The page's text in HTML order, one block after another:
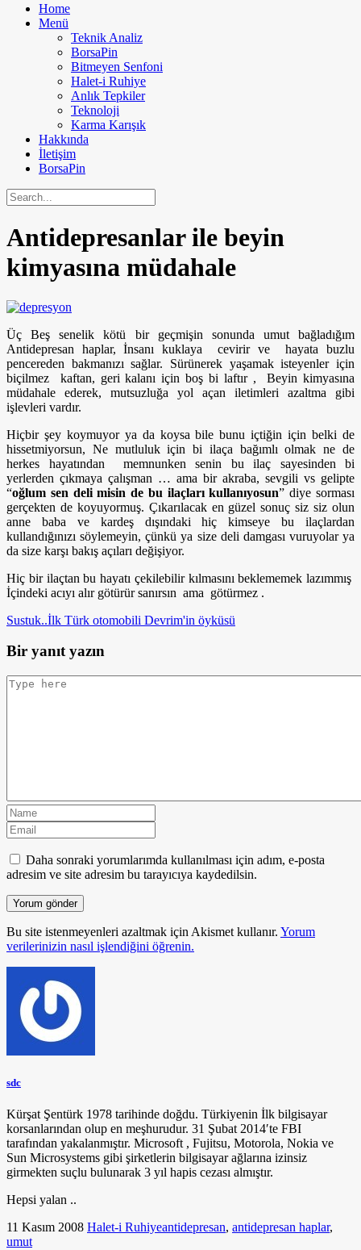
Home
Menü
Teknik Analiz
BorsaPin
Bitmeyen Senfoni
Halet-i Ruhiye
Anlık Tepkiler
Teknoloji
Karma Karışık
Hakkında
İletişim
BorsaPin
Antidepresanlar ile beyin
kimyasına müdahale
Üç Beş senelik kötü bir geçmişin sonunda umut bağladığım
Antidepresan haplar, İnsanı kuklaya cevirir ve hayata buzlu
pencereden bakmanızı sağlar. Sürünerek yaşamak isteyenler için
biçilmez kaftan, geri kalanı için boş bi laftır , Beyin kimyasına
müdahale ederek, mutsuzluğa yol açan iletimleri azaltma gibi
işlevleri vardır.
Hiçbir şey koymuyor ya da koysa bile bunu içtiğin için belki de
hissetmiyorsun, Ne mutluluk için bi ilaça bağımlı olmak ne de
herkes hayatından memnunken senin bu ilaç sayesinden bi
yerlerden çıkmaya çalışman … ama bir akraba, sevgili vs gelipte
“oğlum sen deli misin de bu ilaçları kullanıyosun” diye sorması
gerçekten de koyuyormuş. Çıkarılacak en güzel sonuç siz siz olun
anne baba ve kardeş dışındaki hiç kimseye bu ilaçlardan
kullandığınızı söylemeyin, çünkü ya size deli damgası vuruyolar ya
da size karşı bakış açıları değişiyor.
Hiç bir ilaçtan bu hayatı çekilebilir kılmasını beklememek lazımmış
İçindeki acıyı alır götürür sanırsın ama götürmez .
Sustuk..İlk Türk otomobili Devrim'in öyküsü
Bir yanıt yazın
Daha sonraki yorumlarımda kullanılması için adım, e-posta
adresim ve site adresim bu tarayıcıya kaydedilsin.
Bu site istenmeyenleri azaltmak için Akismet kullanır. Yorum
verilerinizin nasıl işlendiğini öğrenin.
sdc
Kürşat Şentürk 1978 tarihinde doğdu. Türkiyenin İlk bilgisayar
korsanlarından olup en meşhurudur. 31 Şubat 2014′te FBI
tarafından yakalanmıştır. Microsoft , Fujitsu, Motorola, Nokia ve
Sun Microsystems gibi şirketlerin bilgisayar ağlarına izinsiz
girmekten suçlu bulunarak 3 yıl hapis cezası almıştır.
Hepsi yalan ..
11 Kasım 2008 Halet-i Ruhiyeantidepresan, antidepresan haplar,
umut